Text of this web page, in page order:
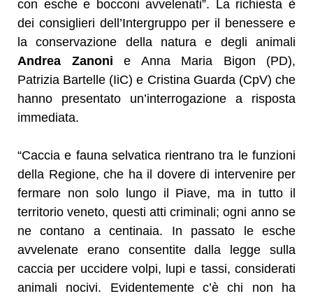
con esche e bocconi avvelenati”. La richiesta è
dei consiglieri dell’Intergruppo per il benessere e
la conservazione della natura e degli animali
Andrea Zanoni e Anna Maria Bigon (PD),
Patrizia Bartelle (IiC) e Cristina Guarda (CpV) che
hanno presentato un’interrogazione a risposta
immediata.
“Caccia e fauna selvatica rientrano tra le funzioni
della Regione, che ha il dovere di intervenire per
fermare non solo lungo il Piave, ma in tutto il
territorio veneto, questi atti criminali; ogni anno se
ne contano a centinaia. In passato le esche
avvelenate erano consentite dalla legge sulla
caccia per uccidere volpi, lupi e tassi, considerati
animali nocivi. Evidentemente c’è chi non ha